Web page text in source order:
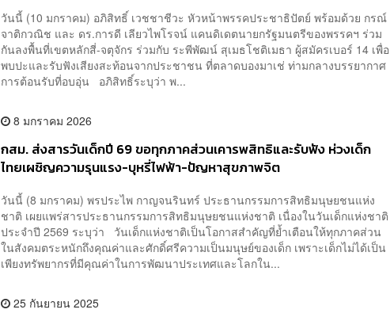
วันนี้ (10 มกราคม) อภิสิทธิ์ เวชชาชีวะ หัวหน้าพรรคประชาธิปัตย์ พร้อมด้วย กรณ์
จาติกวณิช และ ดร.การดี เลียวไพโรจน์ แคนดิเดตนายกรัฐมนตรีของพรรคฯ ร่วม
กันลงพื้นที่เขตหลักสี่-จตุจักร ร่วมกับ ระพีพัฒน์ สุเมธโชติเมธา ผู้สมัครเบอร์ 14 เพื่อ
พบปะและรับฟังเสียงสะท้อนจากประชาชน ที่ตลาดบองมาเช่ ท่ามกลางบรรยากาศ
การต้อนรับที่อบอุ่น อภิสิทธิ์ระบุว่า พ...
8 มกราคม 2026
กสม. ส่งสารวันเด็กปี 69 ขอทุกภาคส่วนเคารพสิทธิและรับฟัง ห่วงเด็ก
ไทยเผชิญความรุนแรง-บุหรี่ไฟฟ้า-ปัญหาสุขภาพจิต
วันนี้ (8 มกราคม) พรประไพ กาญจนรินทร์ ประธานกรรมการสิทธิมนุษยชนแห่ง
ชาติ เผยแพร่สารประธานกรรมการสิทธิมนุษยชนแห่งชาติ เนื่องในวันเด็กแห่งชาติ
ประจำปี 2569 ระบุว่า วันเด็กแห่งชาติเป็นโอกาสสำคัญที่ย้ำเตือนให้ทุกภาคส่วน
ในสังคมตระหนักถึงคุณค่าและศักดิ์ศรีความเป็นมนุษย์ของเด็ก เพราะเด็กไม่ได้เป็น
เพียงทรัพยากรที่มีคุณค่าในการพัฒนาประเทศและโลกใน...
25 กันยายน 2025